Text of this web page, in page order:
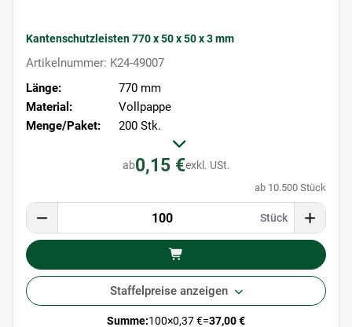
Kantenschutzleisten 770 x 50 x 50 x 3 mm
Artikelnummer: K24-49007
Länge:
770 mm
Material:
Vollpappe
Menge/Paket:
200 Stk.
ab0,15 €exkl. USt.
ab 10.500 Stück
Stück
Staffelpreise anzeigen
Summe:100×0,37 €=37,00 €